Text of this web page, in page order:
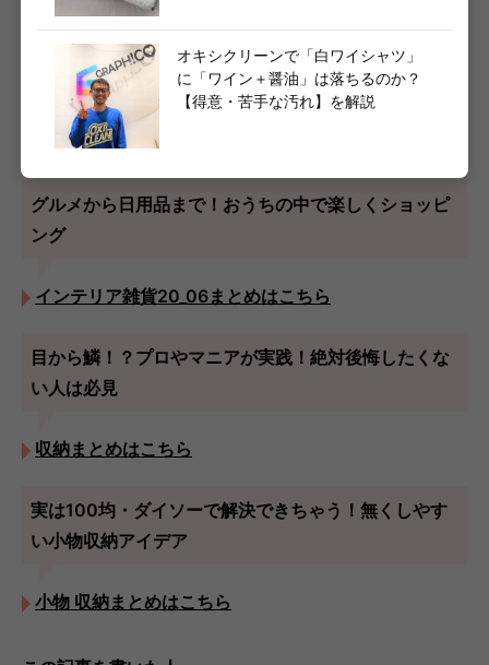
グルメから日用品まで！おうちの中で楽しくショッピ
通販まとめはこちら
グルメから日用品まで！おうちの中で楽しくショッピ
ング
インテリア雑貨20_06まとめはこちら
目から鱗！？プロやマニアが実践！絶対後悔したくな
い人は必見
収納まとめはこちら
実は100均・ダイソーで解決できちゃう！無くしやす
い小物収納アイデア
小物 収納まとめはこちら
オキシクリーンで「白ワイシャツ」
に「ワイン＋醤油」は落ちるのか？
【得意・苦手な汚れ】を解説